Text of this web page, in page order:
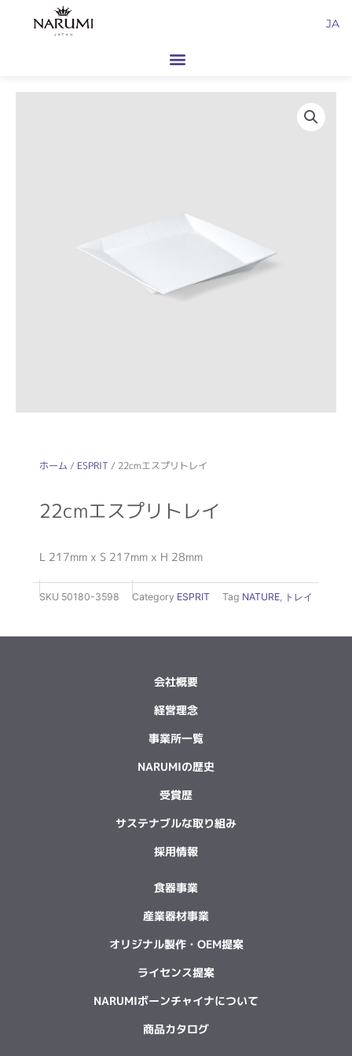
JA
ホーム / ESPRIT / 22cmエスプリトレイ
22cmエスプリトレイ
L 217mm x S 217mm x H 28mm
SKU 50180-3598 Category ESPRIT Tag NATURE トレイ
会社概要
経営理念
事業所一覧
NARUMIの歴史
受賞歴
サステナブルな取り組み
採用情報
食器事業
産業器材事業
オリジナル製作・OEM提案
ライセンス提案
NARUMIボーンチャイナについて
商品カタログ